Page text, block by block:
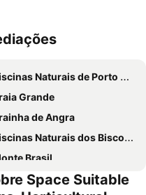
Naturais de Porto Martins
Grande
de Angra
Naturais dos Biscoitos
Brasil
Space Suitable